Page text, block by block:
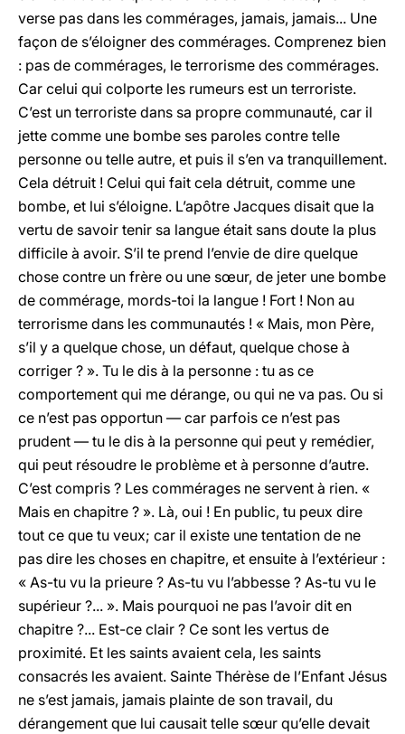
verse pas dans les commérages, jamais, jamais... Une
façon de s’éloigner des commérages. Comprenez bien
: pas de commérages, le terrorisme des commérages.
Car celui qui colporte les rumeurs est un terroriste.
C’est un terroriste dans sa propre communauté, car il
jette comme une bombe ses paroles contre telle
personne ou telle autre, et puis il s’en va tranquillement.
Cela détruit ! Celui qui fait cela détruit, comme une
bombe, et lui s’éloigne. L’apôtre Jacques disait que la
vertu de savoir tenir sa langue était sans doute la plus
difficile à avoir. S’il te prend l’envie de dire quelque
chose contre un frère ou une sœur, de jeter une bombe
de commérage, mords-toi la langue ! Fort ! Non au
terrorisme dans les communautés ! « Mais, mon Père,
s’il y a quelque chose, un défaut, quelque chose à
corriger ? ». Tu le dis à la personne : tu as ce
comportement qui me dérange, ou qui ne va pas. Ou si
ce n’est pas opportun — car parfois ce n’est pas
prudent — tu le dis à la personne qui peut y remédier,
qui peut résoudre le problème et à personne d’autre.
C’est compris ? Les commérages ne servent à rien. «
Mais en chapitre ? ». Là, oui ! En public, tu peux dire
tout ce que tu veux; car il existe une tentation de ne
pas dire les choses en chapitre, et ensuite à l’extérieur :
« As-tu vu la prieure ? As-tu vu l’abbesse ? As-tu vu le
supérieur ?... ». Mais pourquoi ne pas l’avoir dit en
chapitre ?... Est-ce clair ? Ce sont les vertus de
proximité. Et les saints avaient cela, les saints
consacrés les avaient. Sainte Thérèse de l’Enfant Jésus
ne s’est jamais, jamais plainte de son travail, du
dérangement que lui causait telle sœur qu’elle devait